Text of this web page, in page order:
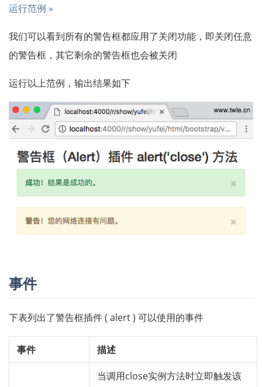
运行范例 »
我们可以看到所有的警告框都应用了关闭功能，即关闭任意
的警告框，其它剩余的警告框也会被关闭
运行以上范例，输出结果如下
事件
下表列出了警告框插件 ( alert ) 可以使用的事件
事件 描述
当调用close实例方法时立即触发该